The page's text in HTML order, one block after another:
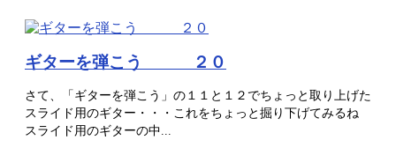
ギターを弾こう ２０
さて、「ギターを弾こう」の１１と１２でちょっと取り上げた
スライド用のギター・・・これをちょっと掘り下げてみるね
スライド用のギターの中...